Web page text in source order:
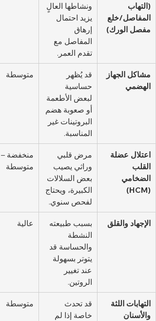
(التهاب
المفاصل/خلع
مفصل الورك)
ونشاطها العالٍ
يزيد احتمال
إرهاق
المفاصل مع
تقدم العمر.
مشاكل الجهاز
الهضمي
قد يُظهر
حساسية
لبعض الأطعمة
أو صعوبة هضم
البروتينات غير
المناسبة.
متوسطة
اعتلال عضلة
القلب
الضخامي
(HCM)
مرض قلبي
وراثي يصيب
بعض السلالات
الكبيرة، ويحتاج
لفحص سنوي.
منخفضة
متوسطة
الإجهاد والقلق
بسبب طبيعته
النشطة
والحساسة قد
يتوتر بسهولة
عند تغيير
الروتين.
عالية
التهابات اللثة
والأسنان
قد تحدث
خاصة إذا لم
متوسطة